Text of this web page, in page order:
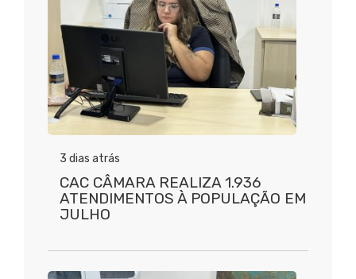
3 dias atrás
CAC CÂMARA REALIZA 1.936
ATENDIMENTOS À POPULAÇÃO EM
JULHO